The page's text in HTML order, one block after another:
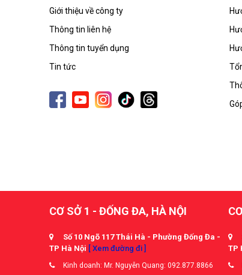
Giới thiệu về công ty
Thông tin liên hệ
Thông tin tuyển dụng
Tin tức
CƠ SỞ 1 - ĐỐNG ĐA, HÀ NỘI
Số 10 Ngõ 117 Thái Hà - Phường Đống Đa -
TP Hà Nội [ Xem đường đi ]
Kinh doanh: Mr. Nguyễn Quang: 092.877.8866
TP